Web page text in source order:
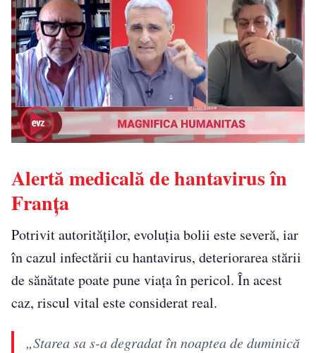
Alertă medicală de hantavirus în
Franța
Potrivit autorităților, evoluția bolii este severă, iar
în cazul infectării cu hantavirus, deteriorarea stării
de sănătate poate pune viața în pericol. În acest
caz, riscul vital este considerat real.
„Starea sa s-a degradat în noaptea de duminică